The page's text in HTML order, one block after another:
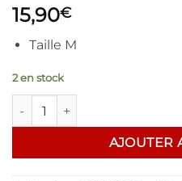
15,90€
Taille M
2 en stock
quantité de Rock you T shirt
AJOUTER